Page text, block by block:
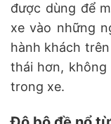
được dùng để
xe vào những
hành khách
thái hơn,
trong xe.